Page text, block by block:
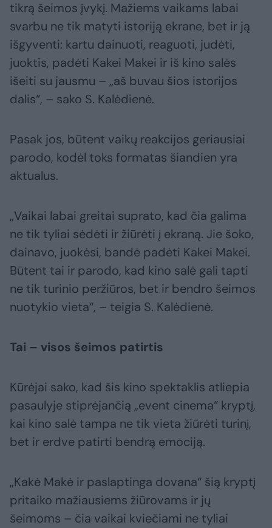
tikrą šeimos įvykį. Mažiems vaikams labai
svarbu ne tik matyti istoriją ekrane, bet ir ją
išgyventi: kartu dainuoti, reaguoti, judėti,
juoktis, padėti Kakei Makei ir iš kino salės
išeiti su jausmu – „aš buvau šios istorijos
dalis“, – sako S. Kalėdienė.
Pasak jos, būtent vaikų reakcijos geriausiai
parodo, kodėl toks formatas šiandien yra
aktualus.
„Vaikai labai greitai suprato, kad čia galima
ne tik tyliai sėdėti ir žiūrėti į ekraną. Jie šoko,
dainavo, juokėsi, bandė padėti Kakei Makei.
Būtent tai ir parodo, kad kino salė gali tapti
ne tik turinio peržiūros, bet ir bendro šeimos
nuotykio vieta“, – teigia S. Kalėdienė.
Tai – visos šeimos patirtis
Kūrėjai sako, kad šis kino spektaklis atliepia
pasaulyje stiprėjančią „event cinema“ kryptį,
kai kino salė tampa ne tik vieta žiūrėti turinį,
bet ir erdve patirti bendrą emociją.
„Kakė Makė ir paslaptinga dovana“ šią kryptį
pritaiko mažiausiems žiūrovams ir jų
šeimoms – čia vaikai kviečiami ne tyliai